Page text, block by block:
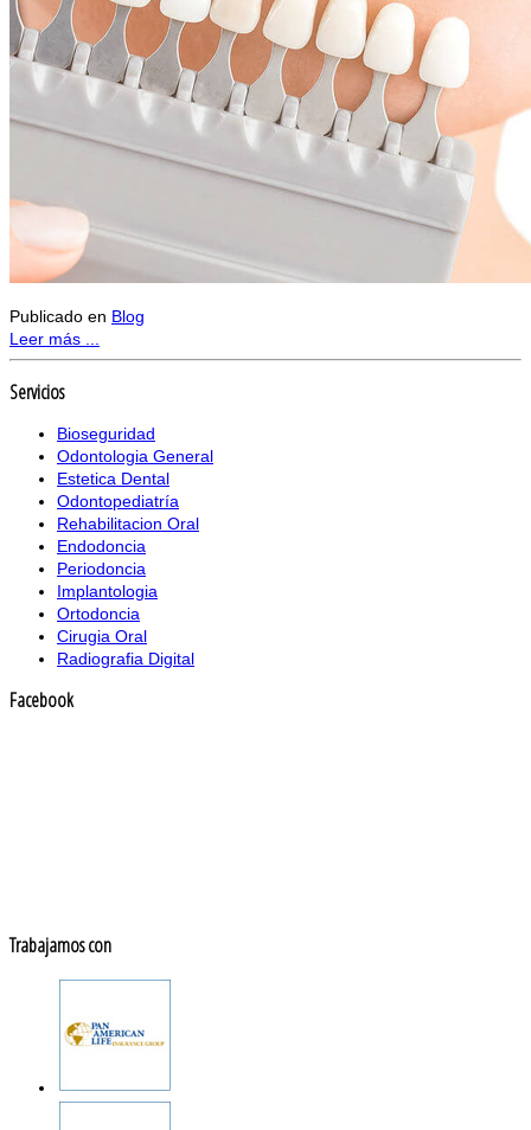
Publicado en Blog
Leer más ...
Servicios
Bioseguridad
Odontologia General
Estetica Dental
Odontopediatría
Rehabilitacion Oral
Endodoncia
Periodoncia
Implantologia
Ortodoncia
Cirugia Oral
Radiografia Digital
Facebook
Trabajamos con